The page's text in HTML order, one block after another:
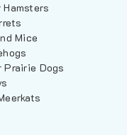
Mice
Prairie Dogs